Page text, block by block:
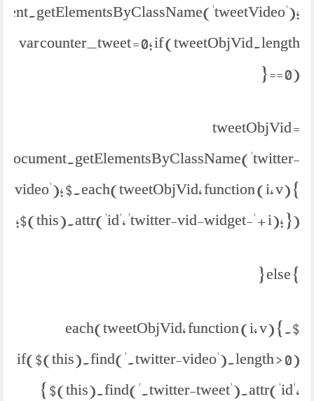
var counter_tweet = 0; if (tweetObjVid.length
== 0) {
tweetObjVid =
document.getElementsByClassName('twitter-
video'); $.each(tweetObjVid, function (i, v) {
$(this).attr('id', 'twitter-vid-widget-' + i); });
} else {
$.each(tweetObjVid, function (i, v) {
if($(this).find('.twitter-video').length > 0)
{ $(this).find('.twitter-tweet').attr('id',